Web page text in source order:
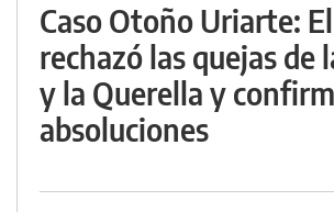
Caso Otoño Uriarte: El
rechazó las quejas de
y la Querella y
absoluciones